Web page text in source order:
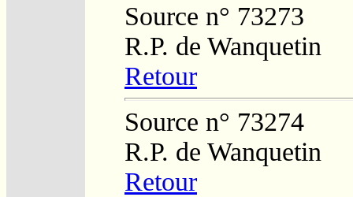
Source n° 73273
R.P. de Wanquetin
Retour
Source n° 73274
R.P. de Wanquetin
Retour